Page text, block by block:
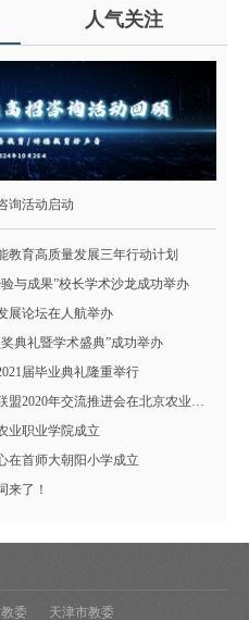
人气关注
询活动启动
教育高质量发展三年行动计划
与成果”校长学术沙龙成功举办
展论坛在人航举办
典礼暨学术盛典”成功举办
届毕业典礼隆重举行
京津冀农林高校协同创新联盟2020年交流推进会在北京农业职业学院召开
业职业学院成立
在首师大朝阳小学成立
来了！
委 天津市教委